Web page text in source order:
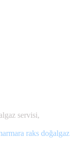
servisi,
raks doğalgaz